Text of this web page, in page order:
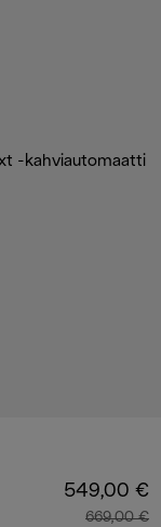
549,00 €
669,00 €